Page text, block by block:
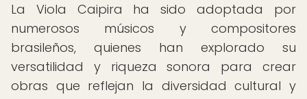
La Viola Caipira ha sido adoptada por
numerosos músicos y compositores
brasileños, quienes han explorado su
versatilidad y riqueza sonora para crear
obras que reflejan la diversidad cultural y